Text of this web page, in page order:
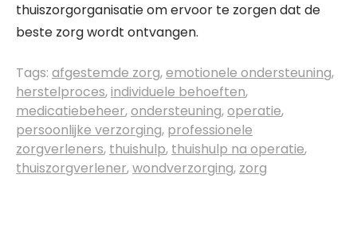
thuiszorgorganisatie om ervoor te zorgen dat de
beste zorg wordt ontvangen.
Tags: afgestemde zorg,emotionele ondersteuning,
herstelproces,individuele behoeften,
medicatiebeheer,ondersteuning,operatie,
persoonlijke verzorging, professionele
zorgverleners, thuishulp, thuishulp na operatie,
thuiszorgverlener,wondverzorging, zorg